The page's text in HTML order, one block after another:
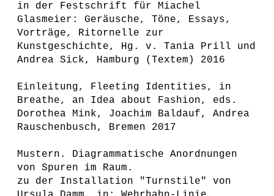
in der Festschrift für Miachel
Glasmeier: Geräusche, Töne, Essays,
Vorträge, Ritornelle zur
Kunstgeschichte, Hg. v. Tania Prill und
Andrea Sick, Hamburg (Textem) 2016
Einleitung, Fleeting Identities, in
Breathe, an Idea about Fashion, eds.
Dorothea Mink, Joachim Baldauf, Andrea
Rauschenbusch, Bremen 2017
Mustern. Diagrammatische Anordnungen
von Spuren im Raum.
zu der Installation "Turnstile" von